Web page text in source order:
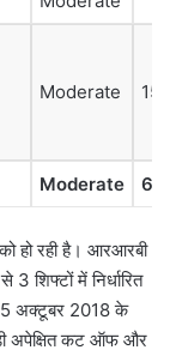
Moderate
Moderate
हो रही है। आरआरबी
शिफ्टों में निर्धारित
अक्टूबर 2018 के
अपेक्षित कट ऑफ और